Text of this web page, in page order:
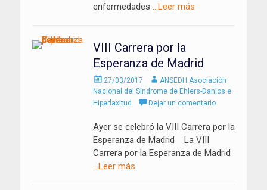
enfermedades …Leer más
VIII Carrera por la
Esperanza de Madrid
Enviado
el
27/03/2017 AutorANSEDH Asociación
Nacional del Síndrome de Ehlers-Danlos e
Hiperlaxitud
Dejar un comentario
Ayer se celebró la VIII Carrera por la
Esperanza de Madrid La VIII
Carrera por la Esperanza de Madrid
…Leer más